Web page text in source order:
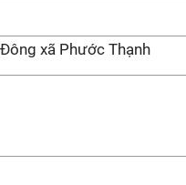
xã Phước Thạnh